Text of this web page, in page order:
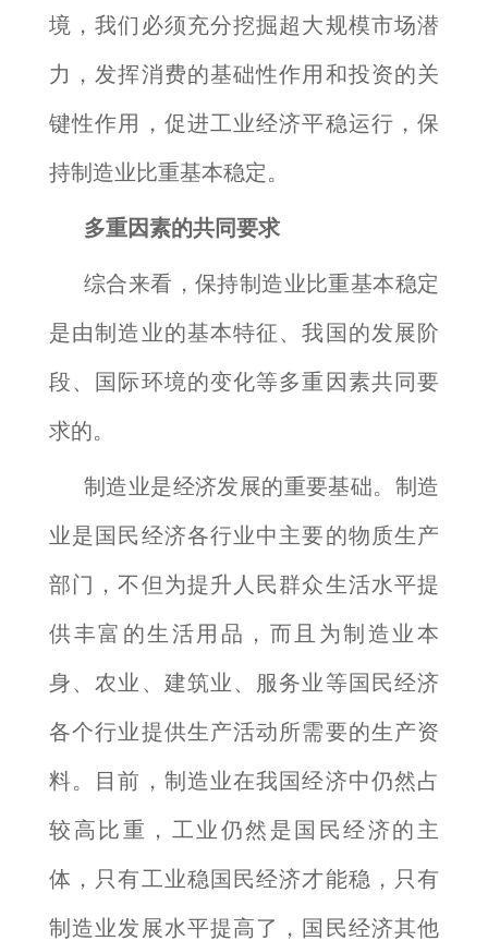
境，我们必须充分挖掘超大规模市场潜
力，发挥消费的基础性作用和投资的关
键性作用，促进工业经济平稳运行，保
持制造业比重基本稳定。
多重因素的共同要求
综合来看，保持制造业比重基本稳定
是由制造业的基本特征、我国的发展阶
段、国际环境的变化等多重因素共同要
求的。
制造业是经济发展的重要基础。制造
业是国民经济各行业中主要的物质生产
部门，不但为提升人民群众生活水平提
供丰富的生活用品，而且为制造业本
身、农业、建筑业、服务业等国民经济
各个行业提供生产活动所需要的生产资
料。目前，制造业在我国经济中仍然占
较高比重，工业仍然是国民经济的主
体，只有工业稳国民经济才能稳，只有
制造业发展水平提高了，国民经济其他